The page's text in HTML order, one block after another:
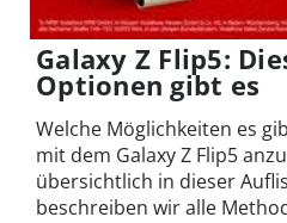
Galaxy Z Flip5:
Optionen gibt es
Welche Möglichkeiten es
mit dem Galaxy Z Flip5
übersichtlich in dieser
beschreiben wir alle